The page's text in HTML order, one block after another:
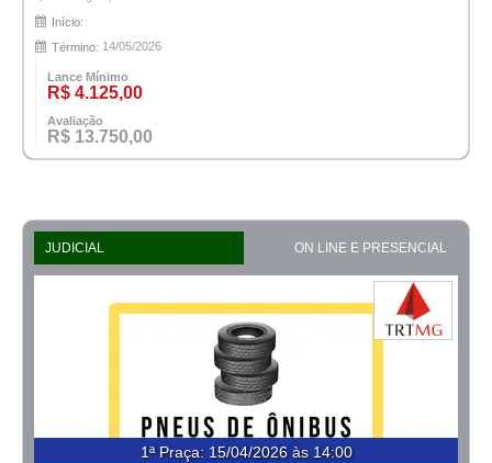
Início:
Término: 14/05/2026
Lance Mínimo
R$ 4.125,00
Avaliação
R$ 13.750,00
JUDICIAL ON LINE E PRESENCIAL
1ª Praça: 15/04/2026 às 14:00